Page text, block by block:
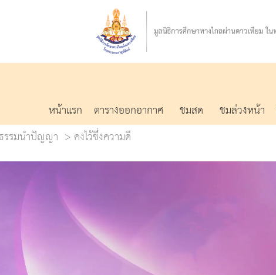
หน้าแรก ตารางออกอากาศ ชมสด ชมล่วงหน้า
รรมนำปัญญา คงไว้ซึ่งความดี